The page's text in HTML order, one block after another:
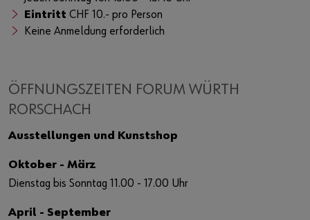
Eintritt CHF 10.- pro Person
Keine Anmeldung erforderlich
ÖFFNUNGSZEITEN FORUM WÜRTH
RORSCHACH
Ausstellungen und Kunstshop
Oktober - März
Dienstag bis Sonntag 11.00 - 17.00 Uhr
April - September